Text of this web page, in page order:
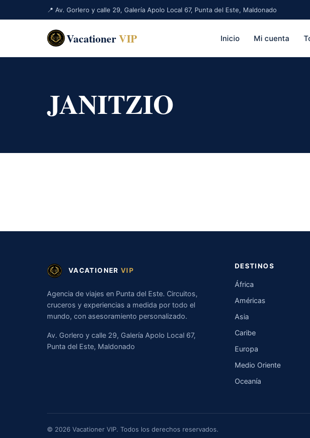
📍 Av. Gorlero y calle 29, Galería Apolo Local 67, Punta del Este, Maldonado
VacationerVIP Inicio Mi cuenta
JANITZIO
VACATIONER VIP
Agencia de viajes en Punta del Este. Circuitos,
cruceros y experiencias a medida por todo el
mundo, con asesoramiento personalizado.
Av. Gorlero y calle 29, Galería Apolo Local 67,
Punta del Este, Maldonado
DESTINOS
África
Américas
Asia
Caribe
Europa
Medio Oriente
Oceanía
© 2026 Vacationer VIP. Todos los derechos reservados.